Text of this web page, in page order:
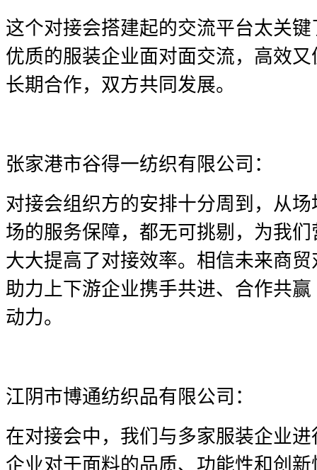
这个对接会搭建起的交流平台太关
优质的服装企业面对面交流，高效
长期合作，双方共同发展。
张家港市谷得一纺织有限公司：
对接会组织方的安排十分周到，从
场的服务保障，都无可挑剔，为我
大大提高了对接效率。相信未来商
助力上下游企业携手共进、合作共
动力。
江阴市博通纺织品有限公司：
在对接会中，我们与多家服装企业
企业对于面料的品质、功能性和创